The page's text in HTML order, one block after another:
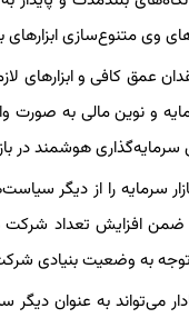
وی متنوع‌سازی
فقدان عمق کافی و
و نوین مالی به
هوشمند در
سرمایه را از دیگر
ضمن افزایش تعداد
توجه به وضعیت بنیادی
می‌تواند به عنوان